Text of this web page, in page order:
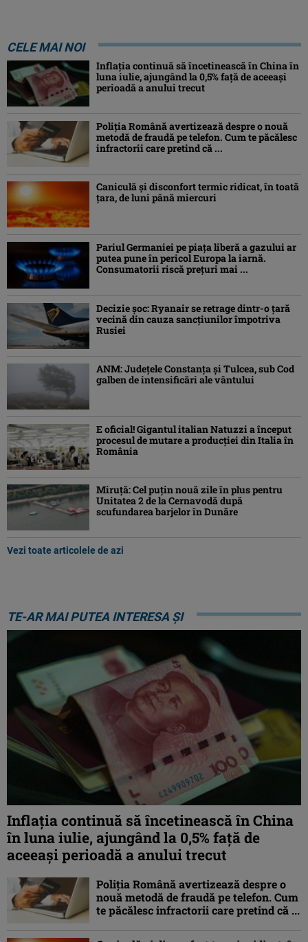
CELE MAI NOI
Inflaţia continuă să încetinească în China în
luna iulie, ajungând la 0,5% faţă de aceeaşi
perioadă a anului trecut
Poliția Română avertizează despre o nouă
metodă de fraudă pe telefon. Cum te păcălesc
infractorii care pretind că ...
Caniculă şi disconfort termic ridicat, în toată
ţara, de luni până miercuri
Pariul Germaniei pe piaţa liberă a gazului ar
putea pune în pericol Europa la iarnă.
Consumatorii riscă preţuri mai ...
Decizie șoc: Ryanair se retrage dintr-o țară
vecină din cauza sancțiunilor împotriva
Rusiei
ANM: Judeţele Constanţa şi Tulcea, sub Cod
galben de intensificări ale vântului
E oficial! Gigantul italian Natuzzi a început
procesul de mutare a producției din Italia în
România
Miruță: Cel puțin nouă zile în plus pentru
Unitatea 2 de la Cernavodă după
scufundarea barjelor în Dunăre
Vezi toate articolele de azi
TE-AR MAI PUTEA INTERESA ȘI
Inflaţia continuă să încetinească în China
în luna iulie, ajungând la 0,5% faţă de
aceeaşi perioadă a anului trecut
Poliția Română avertizează despre o
nouă metodă de fraudă pe telefon. Cum
te păcălesc infractorii care pretind că ...